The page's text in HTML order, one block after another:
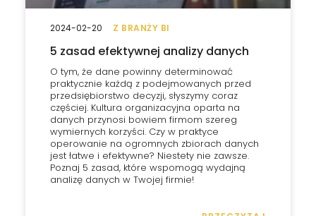
Z BRANŻY BI
5 zasad efektywnej analizy danych
O tym, że dane powinny determinować
praktycznie każdą z podejmowanych przed
przedsiębiorstwo decyzji, słyszymy coraz
częściej. Kultura organizacyjna oparta na
danych przynosi bowiem firmom szereg
wymiernych korzyści. Czy w praktyce
operowanie na ogromnych zbiorach danych
jest łatwe i efektywne? Niestety nie zawsze.
Poznaj 5 zasad, które wspomogą wydajną
analizę danych w Twojej firmie!
2024-02-20